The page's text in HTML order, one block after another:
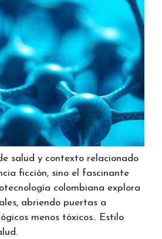
salud y contexto relacionado
ficción, sino el fascinante
colombiana explora
abriendo puertas a
menos tóxicos.. Estilo